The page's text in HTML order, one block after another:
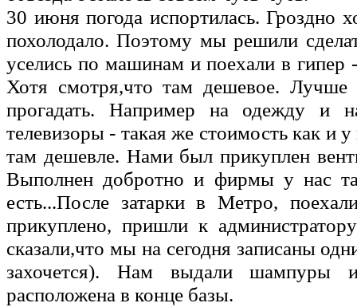
30 июня погода испортилась. Гроздно
похолодало. Поэтому мы решили
уселись по машинам и поехали в
Хотя смотря,что там дешевое.
прогадать. Например на одежду и
телевизоры - такая же стоимость как и
там дешевле. Нами был прикуплен
Выполнен добротно и фирмы у нас
есть...После затарки в Метро,
прикуплено, пришли к
сказали,что мы на сегодня записаны
захочется). Нам выдали шампуры
расположена в конце базы.